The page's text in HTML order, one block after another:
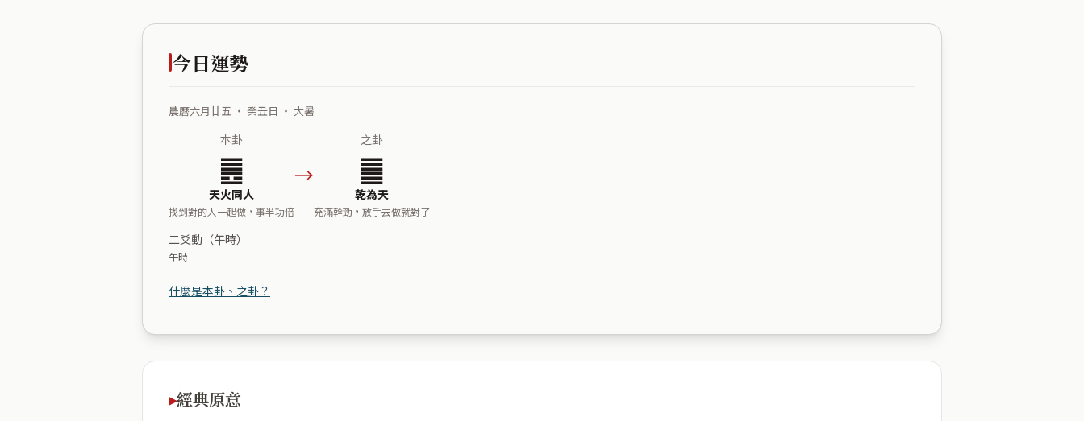
今日運勢
農曆六月廿五 ・ 癸丑日 ・ 大暑
本卦
䷌
天火同人
找到對的人一起做，事半功倍
→
之卦
䷀
乾為天
充滿幹勁，放手去做就對了
二爻動（午時）
午時
什麼是本卦、之卦？
經典原意